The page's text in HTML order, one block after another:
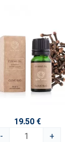
19.50 €
-
+